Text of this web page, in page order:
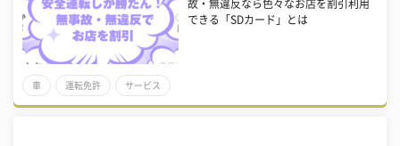
故・無違反なら色々なお店を割引利用
できる「SDカード」とは
車 運転免許 サービス